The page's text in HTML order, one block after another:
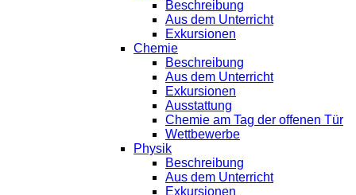
Beschreibung
Aus dem Unterricht
Exkursionen
Chemie
Beschreibung
Aus dem Unterricht
Exkursionen
Ausstattung
Chemie am Tag der offenen Tür
Wettbewerbe
Physik
Beschreibung
Aus dem Unterricht
Exkursionen